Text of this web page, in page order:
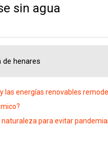
sin agua
de henares
las energías renovables
naturaleza para evitar